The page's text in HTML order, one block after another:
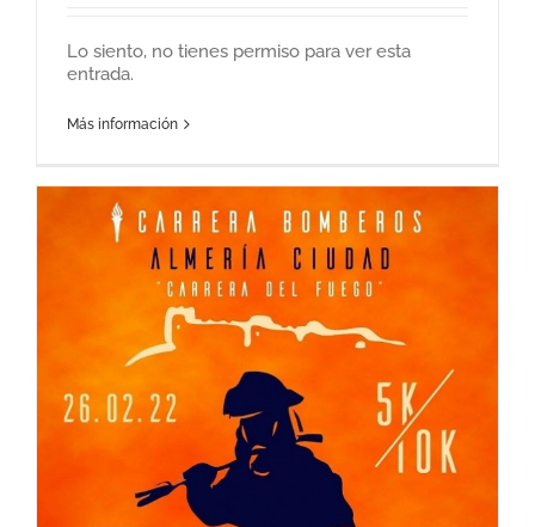
Lo siento, no tienes permiso para ver esta
entrada.
Más información